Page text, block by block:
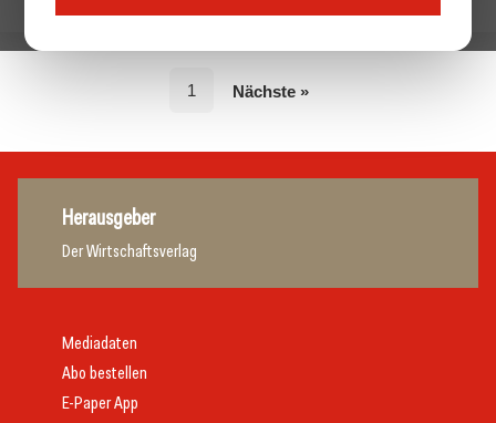
1 Nächste »
Herausgeber
Der Wirtschaftsverlag
Mediadaten
Abo bestellen
E-Paper App